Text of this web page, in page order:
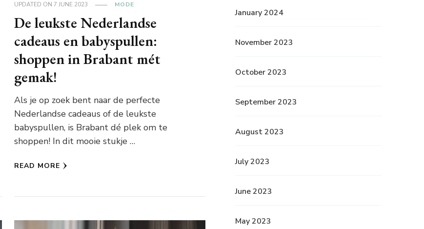
UPDATED ON 7 JUNE 2023 MODE
De leukste Nederlandse
cadeaus en babyspullen:
shoppen in Brabant mét
gemak!
Als je op zoek bent naar de perfecte
Nederlandse cadeaus of de leukste
babyspullen, is Brabant dé plek om te
shoppen! In dit mooie stukje …
READ MORE
January 2024
November 2023
October 2023
September 2023
August 2023
July 2023
June 2023
May 2023